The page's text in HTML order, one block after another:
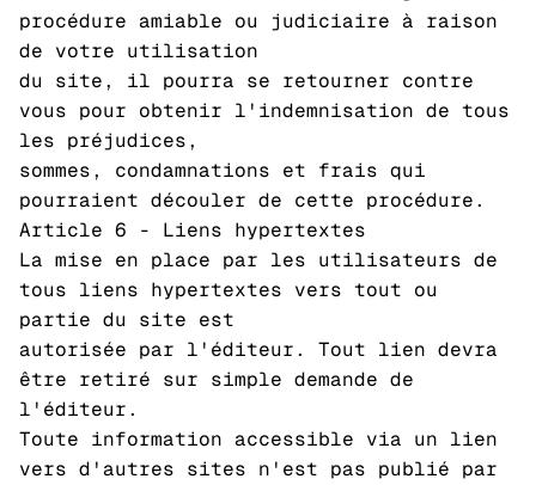
procédure amiable ou judiciaire à raison
de votre utilisation
du site, il pourra se retourner contre
vous pour obtenir l'indemnisation de tous
les préjudices,
sommes, condamnations et frais qui
pourraient découler de cette procédure.
Article 6 - Liens hypertextes
La mise en place par les utilisateurs de
tous liens hypertextes vers tout ou
partie du site est
autorisée par l'éditeur. Tout lien devra
être retiré sur simple demande de
l'éditeur.
Toute information accessible via un lien
vers d'autres sites n'est pas publié par